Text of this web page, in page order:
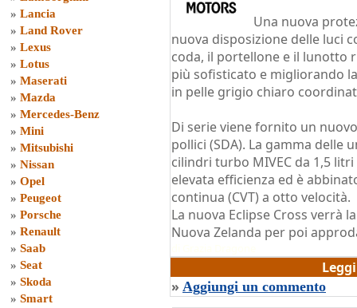
» Lancia
» Land Rover
» Lexus
» Lotus
» Maserati
» Mazda
» Mercedes-Benz
» Mini
» Mitsubishi
» Nissan
» Opel
» Peugeot
» Porsche
» Renault
» Saab
» Seat
» Skoda
» Smart
Una nuova
nuova disposizione delle luci
coda, il portellone e il lunotto
più sofisticato e migliorando
in pelle grigio chiaro
Di serie viene fornito un
pollici (SDA). La gamma
cilindri turbo MIVEC da 1,5
elevata efficienza ed è
continua (CVT) a otto velocità.
La nuova Eclipse Cross verrà
Nuova Zelanda per poi
» Aggiungi un commento